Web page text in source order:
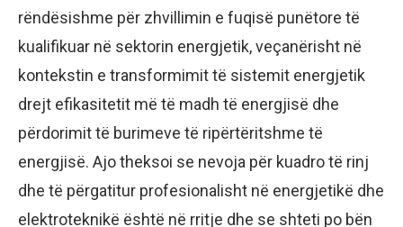
rëndësishme për zhvillimin e fuqisë punëtore të
kualifikuar në sektorin energjetik, veçanërisht në
kontekstin e transformimit të sistemit energjetik
drejt efikasitetit më të madh të energjisë dhe
përdorimit të burimeve të ripërtëritshme të
energjisë. Ajo theksoi se nevoja për kuadro të rinj
dhe të përgatitur profesionalisht në energjetikë dhe
elektroteknikë është në rritje dhe se shteti po bën